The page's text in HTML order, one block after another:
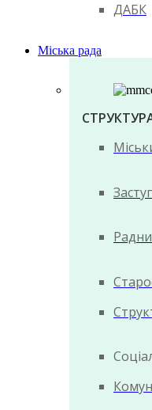
ДАБК
Міська рада